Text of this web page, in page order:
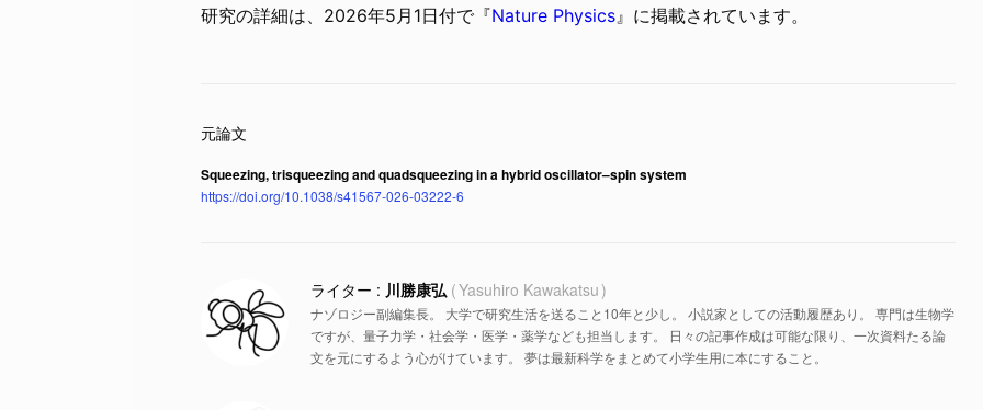
研究の詳細は、2026年5月1日付で『Nature Physics』に掲載されています。
Squeezing, trisqueezing and quadsqueezing in a hybrid oscillator–spin system
https://doi.org/10.1038/s41567-026-03222-6
川勝康弘 Yasuhiro Kawakatsu
ナゾロジー副編集長。 大学で研究生活を送ること10年と少し。 小説家としての活動履歴あり。 専門は生物学
ですが、量子力学・社会学・医学・薬学なども担当します。 日々の記事作成は可能な限り、一次資料たる論
文を元にするよう心がけています。 夢は最新科学をまとめて小学生用に本にすること。